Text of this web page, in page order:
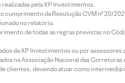
pela XP Investimentos.
da Resolução CVM nº 20/
no relatório.
de todas as regras previstas no
da XP Investimentos ou por
na Associação Nacional das
clientes, devendo atuar como